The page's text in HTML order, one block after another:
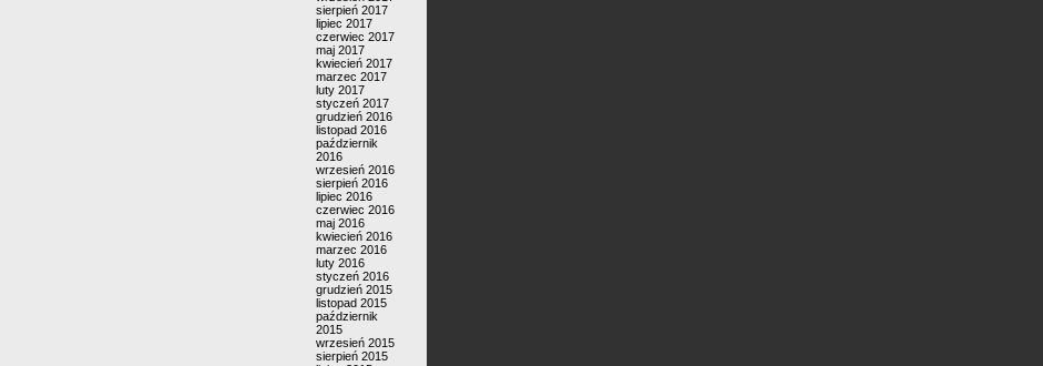
sierpień 2017
lipiec 2017
czerwiec 2017
maj 2017
kwiecień 2017
marzec 2017
luty 2017
styczeń 2017
grudzień 2016
listopad 2016
październik
2016
wrzesień 2016
sierpień 2016
lipiec 2016
czerwiec 2016
maj 2016
kwiecień 2016
marzec 2016
luty 2016
styczeń 2016
grudzień 2015
listopad 2015
październik
2015
wrzesień 2015
sierpień 2015